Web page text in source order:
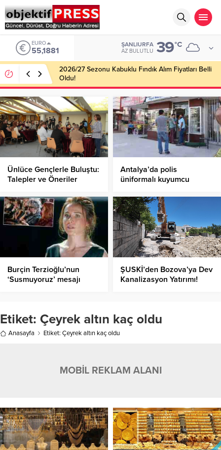
EURO
55,1881
ŞANLIURFA
AZ BULUTLU 39°C
2026/27 Sezonu Kabuklu Fındık Alım Fiyatları Belli
Oldu!
Ünlüce Gençlerle Buluştu:
Talepler ve Öneriler
Antalya’da polis
üniformalı kuyumcu
Burçin Terzioğlu’nun
‘Susmuyoruz’ mesajı
ŞUSKİ’den Bozova’ya Dev
Kanalizasyon Yatırımı!
Etiket: Çeyrek altın kaç oldu
Anasayfa Etiket: Çeyrek altın kaç oldu
MOBİL REKLAM ALANI